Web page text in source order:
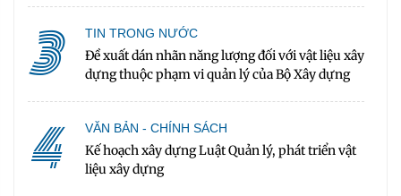
3 TIN TRONG NƯỚC
Đề xuất dán nhãn năng lượng đối với vật liệu xây
dựng thuộc phạm vi quản lý của Bộ Xây dựng
4 VĂN BẢN - CHÍNH SÁCH
Kế hoạch xây dựng Luật Quản lý, phát triển vật
liệu xây dựng